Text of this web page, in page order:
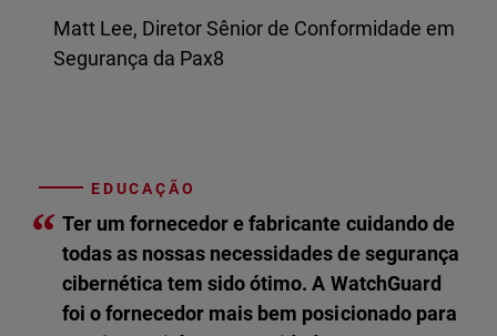
Matt Lee, Diretor Sênior de Conformidade em
Segurança da Pax8
EDUCAÇÃO
“ Ter um fornecedor e fabricante cuidando de
todas as nossas necessidades de segurança
cibernética tem sido ótimo. A WatchGuard
foi o fornecedor mais bem posicionado para